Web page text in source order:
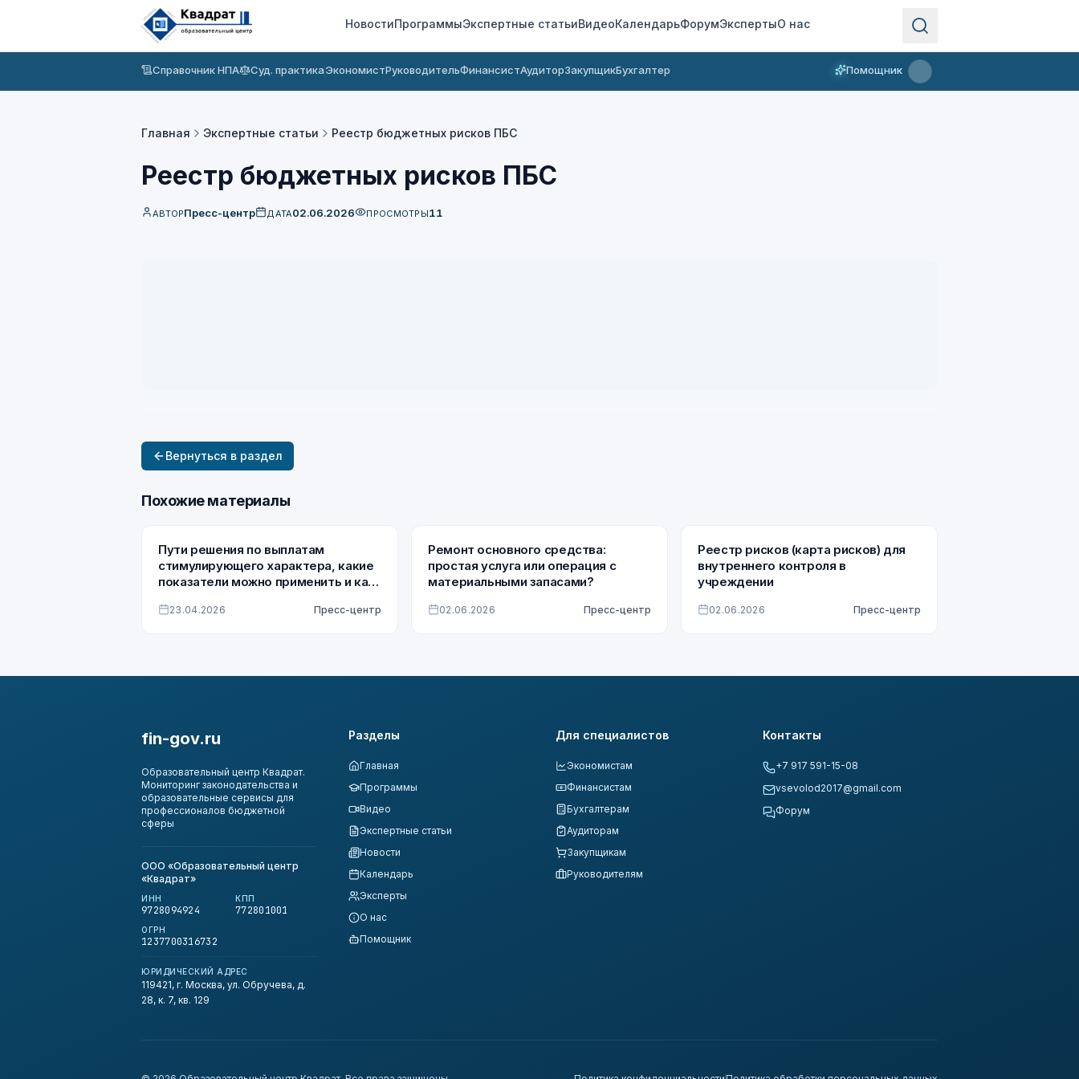
НовостиПрограммыЭкспертные статьиВидеоКалендарьФорумЭкспертыО нас
Справочник НПА Суд. практикаЭкономистРуководительФинансистАудиторЗакупщикБухгалтер Помощник
Главная Экспертные статьи Реестр бюджетных рисков ПБС
Реестр бюджетных рисков ПБС
АВТОРПресс-центр ДАТА02.06.2026 ПРОСМОТРЫ11
Вернуться в раздел
Похожие материалы
Пути решения по выплатам
стимулирующего характера, какие
показатели можно применить и как
23.04.2026 Пресс-центр
Ремонт основного средства:
простая услуга или операция с
материальными запасами?
02.06.2026 Пресс-центр
Реестр рисков (карта рисков) для
внутреннего контроля в
учреждении
02.06.2026 Пресс-центр
fin-gov.ru
Образовательный центр Квадрат.
Мониторинг законодательства и
образовательные сервисы для
профессионалов бюджетной
сферы
ООО «Образовательный центр
«Квадрат»
ИНН
9728094924
КПП
772801001
ОГРН
1237700316732
ЮРИДИЧЕСКИЙ АДРЕС
119421, г. Москва, ул. Обручева, д.
28, к. 7, кв. 129
Разделы
Главная
Программы
Видео
Экспертные статьи
Новости
Календарь
Эксперты
О нас
Помощник
Для специалистов
Экономистам
Финансистам
Бухгалтерам
Аудиторам
Закупщикам
Руководителям
Контакты
+7 917 591-15-08
vsevolod2017@gmail.com
Форум